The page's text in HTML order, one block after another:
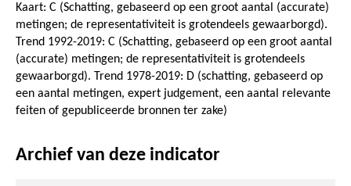
Kaart: C (Schatting, gebaseerd op een groot aantal (accurate)
metingen; de representativiteit is grotendeels gewaarborgd).
Trend 1992-2019: C (Schatting, gebaseerd op een groot aantal
(accurate) metingen; de representativiteit is grotendeels
gewaarborgd). Trend 1978-2019: D (schatting, gebaseerd op
een aantal metingen, expert judgement, een aantal relevante
feiten of gepubliceerde bronnen ter zake)
Archief van deze indicator